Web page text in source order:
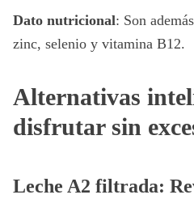
Dato nutricional: Son
zinc, selenio y vitamina B12.
Alternativas
disfrutar sin
Leche A2 filtrada: